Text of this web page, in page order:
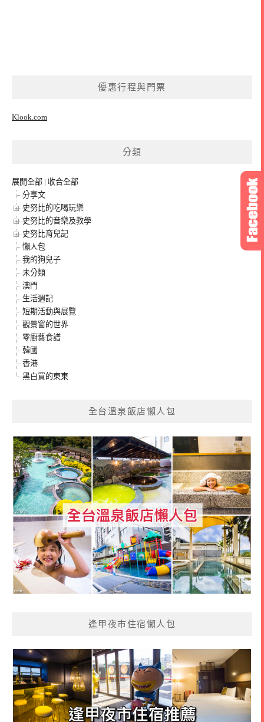
優惠行程與門票
Klook.com
分類
展開全部 | 收合全部
分享文
史努比的吃喝玩樂
史努比的音樂及教學
史努比育兒記
懶人包
我的狗兒子
未分類
澳門
生活週記
短期活動與展覽
觀景窗的世界
零廚藝食譜
韓國
香港
黑白買的東東
全台溫泉飯店懶人包
逢甲夜市住宿懶人包